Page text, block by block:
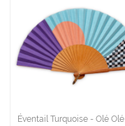
Éventail Turquoise - Olé Olé